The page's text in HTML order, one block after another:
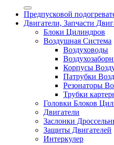
Предпусковой
Двигатели, Запчасти
Блоки Цилиндров
Воздушная Система
Воздуховоды
Корпусы
Патрубки
Резонаторы
Трубки
Головки Блоков
Двигатели
Заслонки
Защиты Двигателей
Интеркулер